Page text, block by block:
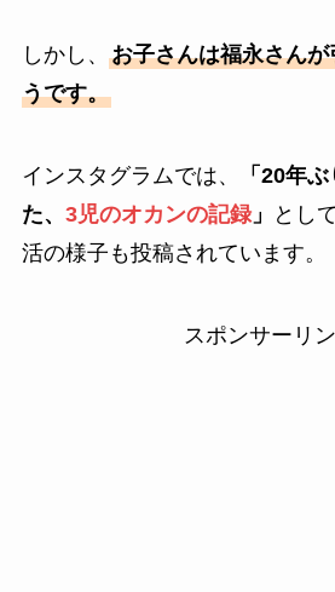
しかし、 お子さんは福永さん
うです。
インスタグラムでは、
「20年
た、 3児のオカンの記録」
とし
活の様子も投稿されています。
スポンサーリ